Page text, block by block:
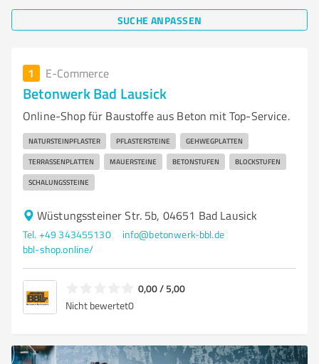
SUCHE ANPASSEN
1 E-Commerce
Betonwerk Bad Lausick
Online-Shop für Baustoffe aus Beton mit Top-Service.
NATURSTEINPFLASTER PFLASTERSTEINE GEHWEGPLATTEN
TERRASSENPLATTEN MAUERSTEINE BETONSTUFEN BLOCKSTUFEN
SCHALUNGSSTEINE
Wüstungssteiner Str. 5b, 04651 Bad Lausick
Tel. +49 343455130
info@betonwerk-bbl.de
bbl-shop.online/
0,00 / 5,00
Nicht bewertet0